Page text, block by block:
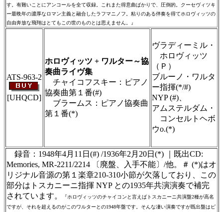
す。有難いことにアンコールを全て収録。これまた得意曲ばかりで、圧倒的。クーセヴィツキ
ー最晩年の濃厚なロマン主義と融合したラフマニノフ。粘りのある伴奏を得てホロヴィッツの
自由奔放な飛翔はとてもこの世のものとは思えません。』
ATS-963-2
[UHQCD]
ホロヴィッツ + ワルター～協
奏曲ライヴ集
チャイコフスキー：ピアノ
協奏曲第１番(#)
ブラームス：ピアノ協奏曲
第１番(*)
ヴラディーミル・
ホロヴィッツ
（Ｐ）
ブルーノ・ワルタ
ー指揮(*/#)
NYP (#)、
アムステルダム・
コンセルトヘボ
ウo.(*)
録音：1948年4月11日(#) /1936年2月20日(*) ｜既出CD:
Memories, MR-2211/2214 〔廃盤、入手不能〕/他。＃ (*)はオ
リジナル音源の第１楽章210-310小節が欠落しており、この
部分はトスカニーニ指揮 NYP との1935年共演演奏で補完
されています。
『ホロヴィッツのチャイコンと言えばトスカニーニ共演盤2種が高名
ですが、それを超えるのがこのワルターとの1948年盤です。そんな凄い演奏ですが既出盤はピ